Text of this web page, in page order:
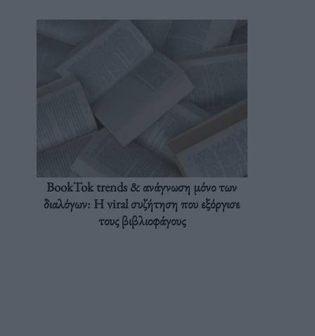
BookTok trends & ανάγνωση μόνο των
διαλόγων: Η viral συζήτηση που εξόργισε
τους βιβλιοφάγους